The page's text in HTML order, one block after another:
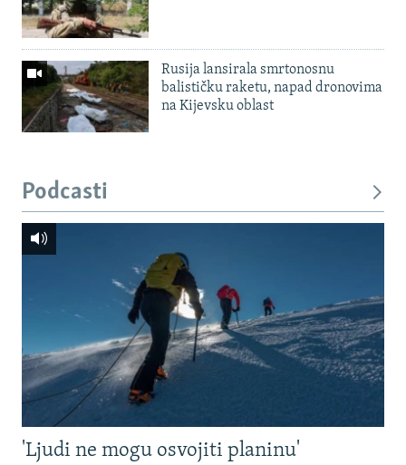
Rusija lansirala smrtonosnu
balističku raketu, napad dronovima
na Kijevsku oblast
Podcasti
'Ljudi ne mogu osvojiti planinu'